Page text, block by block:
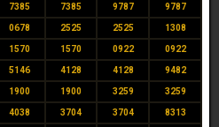
7385 7385 9787 9787
0678 2525 2525 1308
1570 1570 0922 0922
5146 4128 4128 9482
1900 1900 3259 3259
4038 3704 3704 8313